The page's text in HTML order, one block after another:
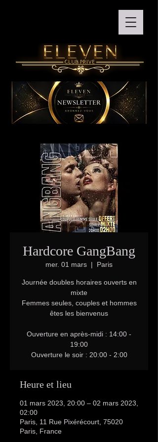
Hardcore GangBang
mer. 01 mars
  |
Paris
Journée doubles horaires ouverts en
mixte
Femmes seules, couples et hommes
êtes les bienvenus
Ouverture en après-midi : 14:00 -
19:00
Ouverture le soir : 20:00 - 2:00
Heure et lieu
01 mars 2023, 20:00 – 02 mars 2023,
02:00
Paris, 11 Rue Pixérécourt, 75020
Paris, France